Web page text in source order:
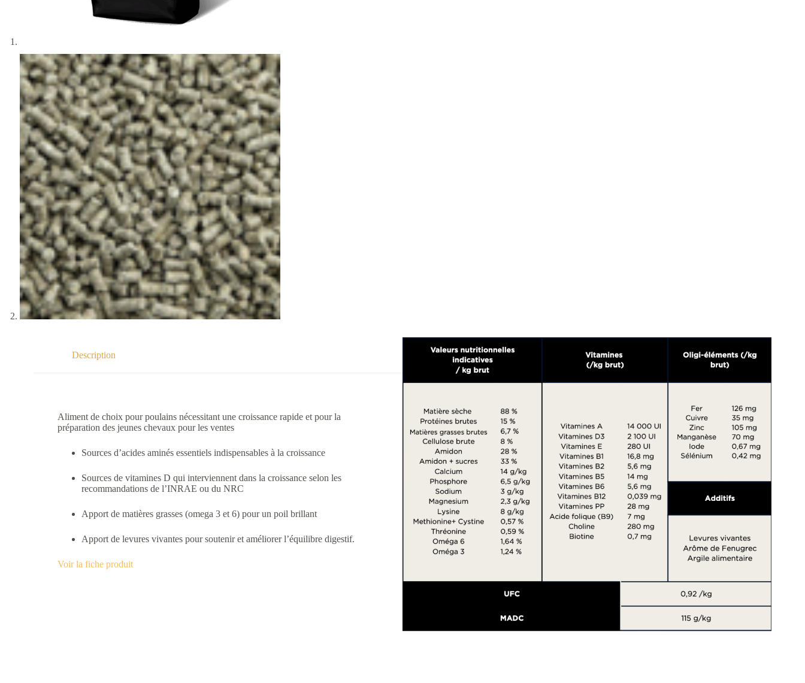
Description
Aliment de choix pour poulains nécessitant une croissance rapide et pour la
préparation des jeunes chevaux pour les ventes
Sources d’acides aminés essentiels indispensables à la croissance
Sources de vitamines D qui interviennent dans la croissance selon les
recommandations de l’INRAE ou du NRC
Apport de matières grasses (omega 3 et 6) pour un poil brillant
Apport de levures vivantes pour soutenir et améliorer l’équilibre digestif.
Voir la fiche produit